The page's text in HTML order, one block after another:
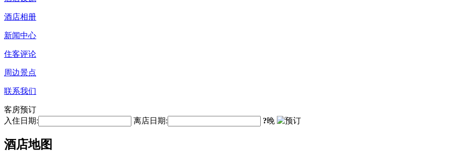
酒店相册
新闻中心
住客评论
周边景点
联系我们
客房预订
入住日期:
离店日期: ?晚
酒店地图